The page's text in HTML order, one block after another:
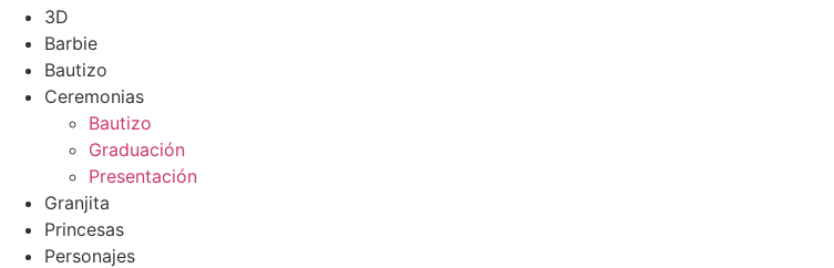
3D
Barbie
Bautizo
Ceremonias
Bautizo
Graduación
Presentación
Granjita
Princesas
Personajes